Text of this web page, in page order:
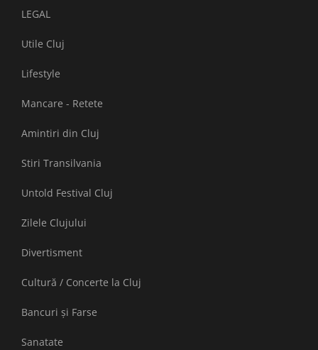
LEGAL
Utile Cluj
Lifestyle
Mancare - Retete
Amintiri din Cluj
Stiri Transilvania
Untold Festival Cluj
Zilele Clujului
Divertisment
Cultură / Concerte la Cluj
Bancuri și Farse
Sanatate